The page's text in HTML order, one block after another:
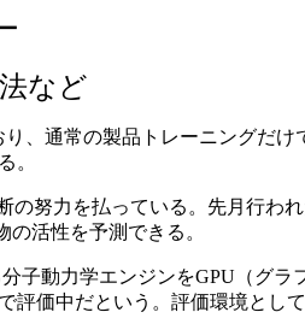
など
、通常の製品トレーニングだけ
。
努力を払っている。先月行わ
活性を予測できる。
子動力学エンジンをGPU（グラ
価中だという。評価環境として